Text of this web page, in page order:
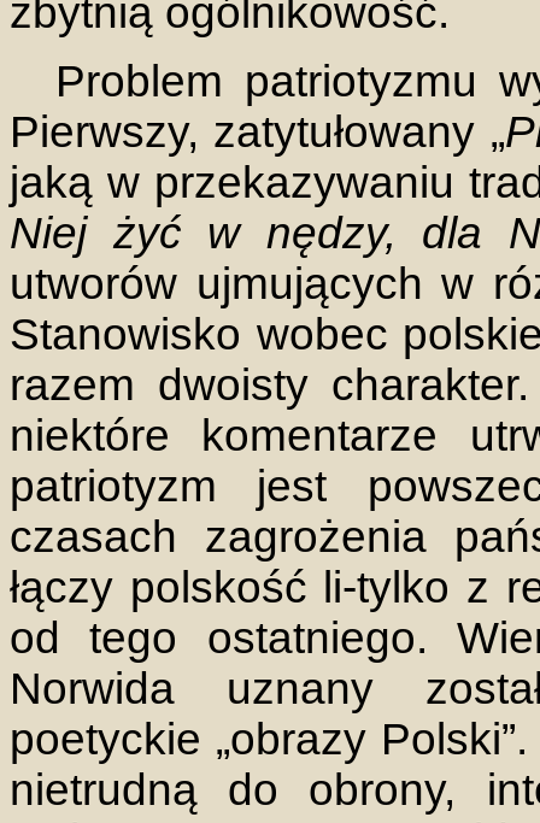
zbytnią ogólnikowość.
Problem patriotyzmu
Pierwszy, zatytułowany „
jaką w przekazywaniu
Niej żyć w nędzy, dla
utworów ujmujących w
Stanowisko wobec
razem dwoisty
niektóre komentarze
patriotyzm jest
czasach zagrożenia
łączy polskość li-tylko z
od tego ostatniego.
Norwida uznany
poetyckie „obrazy
nietrudną do obrony,